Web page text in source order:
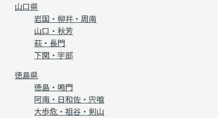
山口県
岩国・柳井・周南
山口・秋芳
萩・長門
下関・宇部
徳島県
徳島・鳴門
阿南・日和佐・宍喰
大歩危・祖谷・剣山